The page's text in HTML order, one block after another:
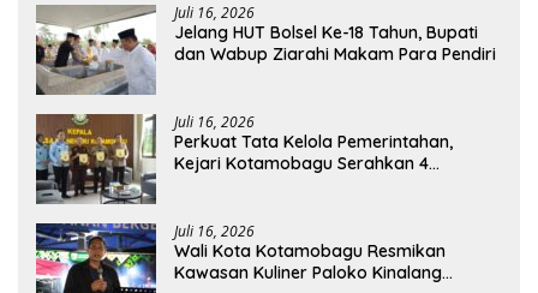
Juli 16, 2026
Jelang HUT Bolsel Ke-18 Tahun, Bupati
dan Wabup Ziarahi Makam Para Pendiri
Juli 16, 2026
Perkuat Tata Kelola Pemerintahan,
Kejari Kotamobagu Serahkan 4
Juli 16, 2026
Wali Kota Kotamobagu Resmikan
Kawasan Kuliner Paloko Kinalang